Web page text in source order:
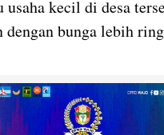
kecil di desa
bunga lebih